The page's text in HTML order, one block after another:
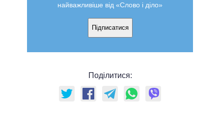
найважливіше від «Слово і діло»
Підписатися
Поділитися: